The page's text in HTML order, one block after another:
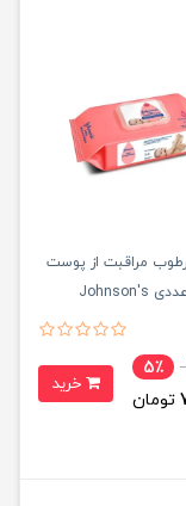
مراقبت از پوست
5٪
تومان